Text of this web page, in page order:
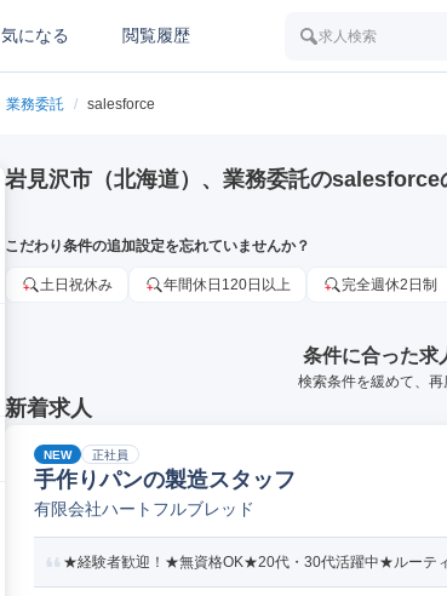
気になる 閲覧履歴 求人検索
業務委託 / salesforce
岩見沢市（北海道）、業務委託のsalesforce
こだわり条件の追加設定を忘れていませんか？
土日祝休み 年間休日120日以上 完全週休2日制
条件に合った求
検索条件を緩めて、
新着求人
NEW 正社員
手作りパンの製造スタッフ
有限会社ハートフルブレッド
★経験者歓迎！★無資格OK★20代・30代活躍中★ルーテ